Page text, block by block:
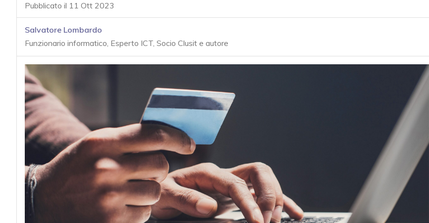
Pubblicato il 11 Ott 2023
Salvatore Lombardo
Funzionario informatico, Esperto ICT, Socio Clusit e autore